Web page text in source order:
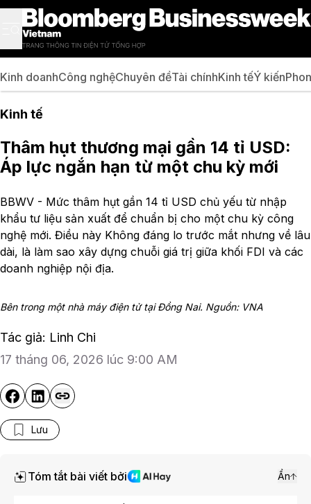
Kinh doanhCông nghệChuyên đềTài chínhKinh tếÝ kiến
Kinh tế
Thâm hụt thương mại gần 14 tỉ USD:
Áp lực ngắn hạn từ một chu kỳ mới
BBWV - Mức thâm hụt gần 14 tỉ USD chủ yếu từ nhập
khẩu tư liệu sản xuất để chuẩn bị cho một chu kỳ công
nghệ mới. Điều này Không đáng lo trước mắt nhưng về lâu
dài, là làm sao xây dựng chuỗi giá trị giữa khối FDI và các
doanh nghiệp nội địa.
Bên trong một nhà máy điện tử tại Đồng Nai. Nguồn: VNA
Tác giả: Linh Chi
17 tháng 06, 2026 lúc 9:00 AM
Lưu
Tóm tắt bài viết bởi Ẩn